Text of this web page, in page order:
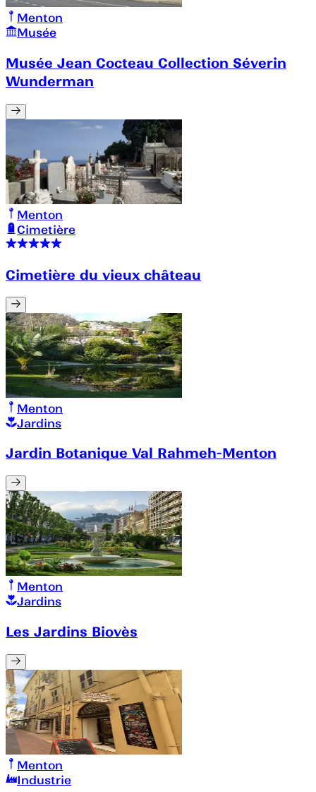
Menton
Musée
Musée Jean Cocteau Collection Séverin
Wunderman
Menton
Cimetière
Cimetière du vieux château
Menton
Jardins
Jardin Botanique Val Rahmeh-Menton
Menton
Jardins
Les Jardins Biovès
Menton
Industrie